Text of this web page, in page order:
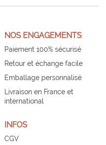
NOS ENGAGEMENTS
Paiement 100% sécurisé
Retour et échange facile
Emballage personnalisé
Livraison en France et
international
INFOS
CGV